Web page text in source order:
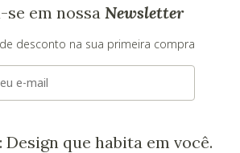
em nossa Newsletter
desconto na sua primeira compra
Design que habita em você.